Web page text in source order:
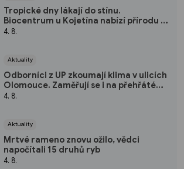
Tropické dny lákají do stínu.
Biocentrum u Kojetína nabízí přírodu i
nové mokřady
4. 8.
Aktuality
Odborníci z UP zkoumají klima v ulicích
Olomouce. Zaměřují se i na přehřáté
zastávky
4. 8.
Aktuality
Mrtvé rameno znovu ožilo, vědci
napočítali 15 druhů ryb
4. 8.